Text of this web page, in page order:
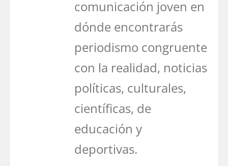
comunicación joven en
dónde encontrarás
periodismo congruente
con la realidad, noticias
políticas, culturales,
científicas, de
educación y
deportivas.